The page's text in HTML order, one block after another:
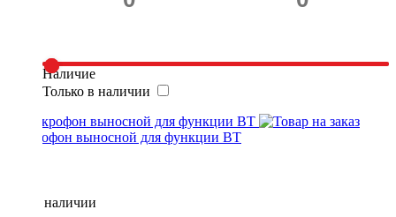
Наличие
Только в наличии
Микрофон выносной для функции BT
Нет в наличии